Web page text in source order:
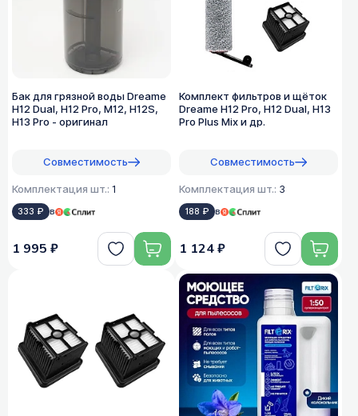
Бак для грязной воды Dreame
H12 Dual, H12 Pro, M12, H12S,
H13 Pro - оригинал
Совместимость
Комплектация шт.: 1
333 ₽ в
1 995 ₽
Комплект фильтров и щёток
Dreame H12 Pro, H12 Dual, H13
Pro Plus Mix и др.
Совместимость
Комплектация шт.: 3
188 ₽ в
1 124 ₽